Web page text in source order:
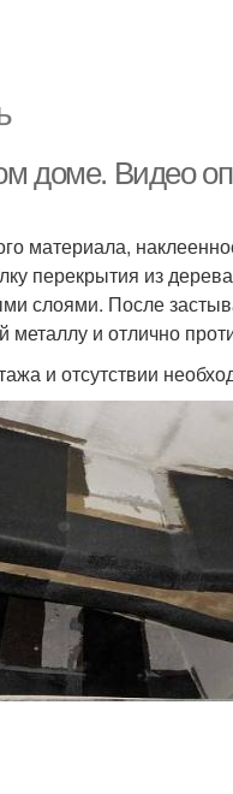
доме. Видео
материала,
перекрытия из
слоями. После
металлу и отлично
и отсутствии